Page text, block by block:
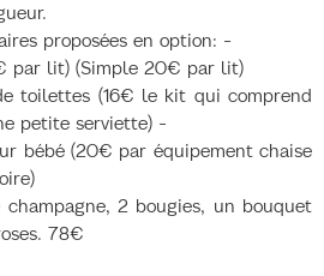
proposées en option: -
par lit) (Simple 20€ par lit)
toilettes (16€ le kit qui comprend
petite serviette) -
bébé (20€ par équipement chaise
champagne, 2 bougies, un bouquet
78€